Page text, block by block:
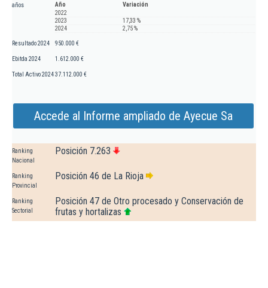
años
Año
Variación
2022
2023
17,33 %
2024
2,75 %
Resultado 2024 950.000 €
Ebitda 2024 1.612.000 €
Total Activo 202437.112.000 €
Accede al Informe ampliado de Ayecue Sa
Ranking
Nacional
Posición 7.263
Ranking
Provincial
Posición 46 de La Rioja
Ranking
Sectorial
Posición 47 de Otro procesado y Conservación de
frutas y hortalizas